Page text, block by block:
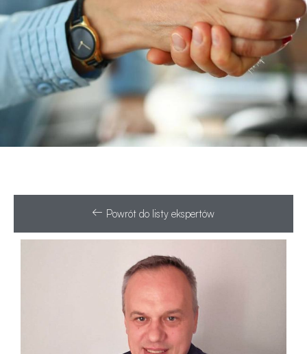
Powrót do listy ekspertów